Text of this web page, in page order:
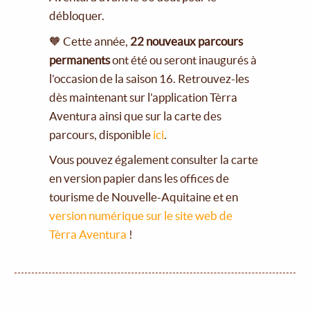
débloquer.
🧡 Cette année, 22 nouveaux parcours
permanentsont été ou seront inaugurés à
l'occasion de la saison 16. Retrouvez-les
dès maintenant sur l'application Tèrra
Aventura ainsi que sur la carte des
parcours, disponible ici
Vous pouvez également consulter la carte
en version papier dans les offices de
tourisme de Nouvelle-Aquitaine et en
version numérique sur le site web de
Tèrra Aventura !